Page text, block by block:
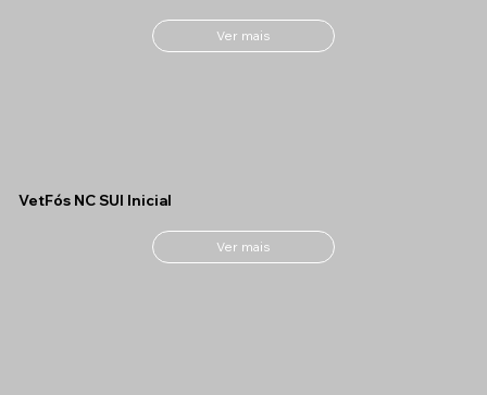
Ver mais
VetFós NC SUI Inicial
Ver mais